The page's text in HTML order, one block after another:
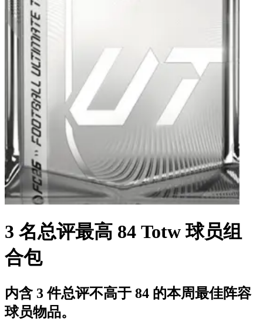
3 名总评最高 84 Totw 球员组
合包
内含 3 件总评不高于 84 的本周最佳阵容
球员物品。